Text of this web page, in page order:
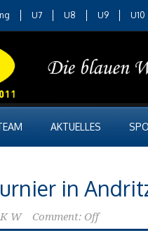
U7 U8 U9 U10
AKTUELLES
in
K W Comment: Off